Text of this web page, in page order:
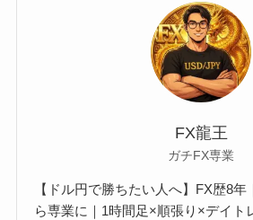
FX龍王
ガチFX専業
【ドル円で勝ちたい人へ】FX歴8
ら専業に｜1時間足×順張り×デイト